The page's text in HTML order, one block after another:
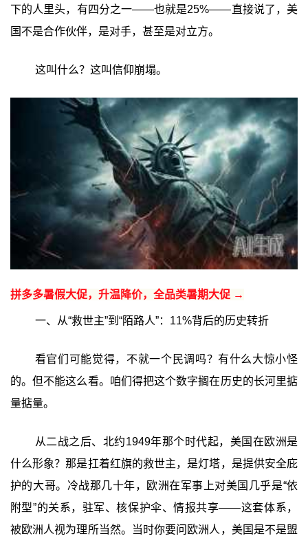
下的人里头，有四分之一——也就是25%——直接说了，美
国不是合作伙伴，是对手，甚至是对立方。
这叫什么？这叫信仰崩塌。
拼多多暑假大促，升温降价，全品类暑期大促 →
一、从“救世主”到“陌路人”：11%背后的历史转折
看官们可能觉得，不就一个民调吗？有什么大惊小怪
的。但不能这么看。咱们得把这个数字搁在历史的长河里掂
量掂量。
从二战之后、北约1949年那个时代起，美国在欧洲是
什么形象？那是扛着红旗的救世主，是灯塔，是提供安全庇
护的大哥。冷战那几十年，欧洲在军事上对美国几乎是“依
附型”的关系，驻军、核保护伞、情报共享——这套体系，
被欧洲人视为理所当然。当时你要问欧洲人，美国是不是盟